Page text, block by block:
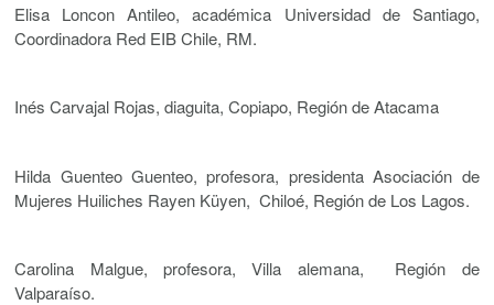
Elisa Loncon Antileo, académica Universidad de Santiago,
Coordinadora Red EIB Chile, RM.
Inés Carvajal Rojas, diaguita, Copiapo, Región de Atacama
Hilda Guenteo Guenteo, profesora, presidenta Asociación de
Mujeres Huiliches Rayen Küyen, Chiloé, Región de Los Lagos.
Carolina Malgue, profesora, Villa alemana, Región de
Valparaíso.